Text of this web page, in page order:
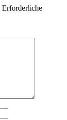
Erforderliche